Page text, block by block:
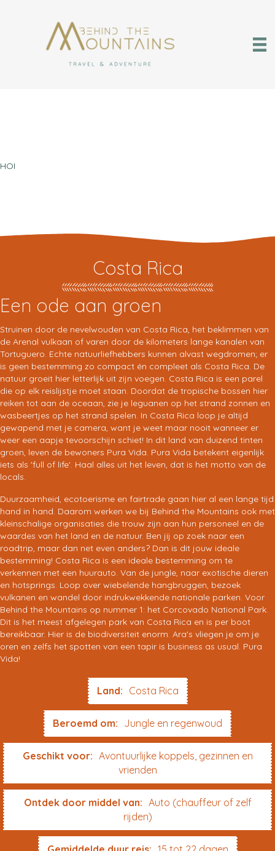
HOI
Costa Rica
Een ode aan groen
Struinen door de nevelwouden van Costa Rica, het beklimmen van
de Arenal vulkaan of varen door de kilometers lange kanalen van
Tortuguero. Echte natuurliefhebbers kunnen alvast wegdromen; er
is geen bestemming zo compact én compleet als Costa Rica. De
natuur groeit hier letterlijk uit zijn voegen. Costa Rica is een parel
die op elk reislijstje moet staan. Doordat de tropische bossen hier
reiken tot aan de oceaan, zie je leguanen op het strand zonnen en
wasbeertjes op het strand spelen. In Costa Rica loop je altijd
gewapend met je camera, want je weet maar nooit wanneer er
weer een aapje tevoorschijn schiet! In dit land van duizend tinten
groen, leven de bewoners Pura Vida. Pura Vida betekent eigenlijk
iets als 'full of life'. Haal alles uit het leven, dat is het motto van de
locals.
Duurzaamheid, ecotoerisme en fairtrade gaan hier al een lange tijd
hand in hand. Daarom werken we bij Behind the Mountains ook met
kleinschalige organisaties die trouw zijn aan hun personeel en de
waardes van het land en de natuur. Ben jij op zoek naar een
roadtrip, maar dan net even anders? Dan is dit jouw ideale
bestemming! Costa Rica is een ideale bestemming om te
verkennen met een huurauto. Van de jungle, naar exotische dieren
en hotsprings. Loop over wiebelende hangbruggen, bezoek
vulkanen en wandel door indrukwekkende nationale parken. Voor
Behind the Mountains op nummer 1: het Corcovado National Park.
Dit is het meest afgelegen park van Costa Rica en is per boot
bereikbaar. Hier is de biodiversiteit enorm. Ara's vliegen je om je
oren en zelfs het spotten van een tapir is business as usual. Pura
Vida!
Land: Costa Rica
Beroemd om: Jungle en regenwoud
Geschikt voor: Avontuurlijke koppels, gezinnen en
vrienden
Ontdek door middel van: Auto (chauffeur of zelf
rijden)